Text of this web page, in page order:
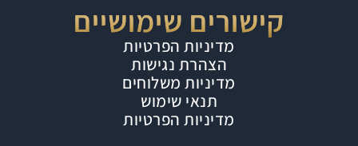
קישורים שימושיים
מדיניות הפרטיות
הצהרת נגישות
מדיניות משלוחים
תנאי שימוש
מדיניות הפרטיות